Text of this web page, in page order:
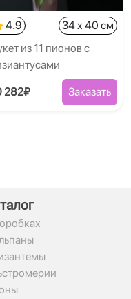
4.9
34 x 40 см
из 11 пионов с
282₽ Заказать